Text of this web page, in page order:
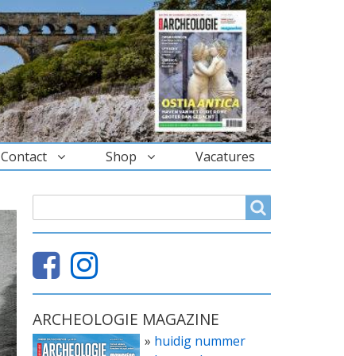
Contact Shop Vacatures
ARCHEOLOGIE MAGAZINE
» huidig nummer